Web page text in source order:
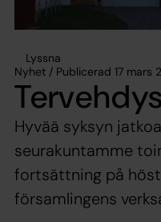
Lyssna
Nyhet / Publicerad 17
Hyvää syksyn
seurakuntamme
fortsättning på
församlingens